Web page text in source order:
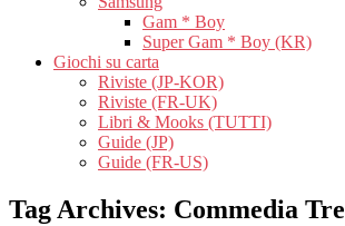
Gam * Boy
Super Gam * Boy (KR)
Giochi su carta
Riviste (JP-KOR)
Riviste (FR-UK)
Libri & Mooks (TUTTI)
Guide (JP)
Guide (FR-US)
Tag Archives: Commedia Tre